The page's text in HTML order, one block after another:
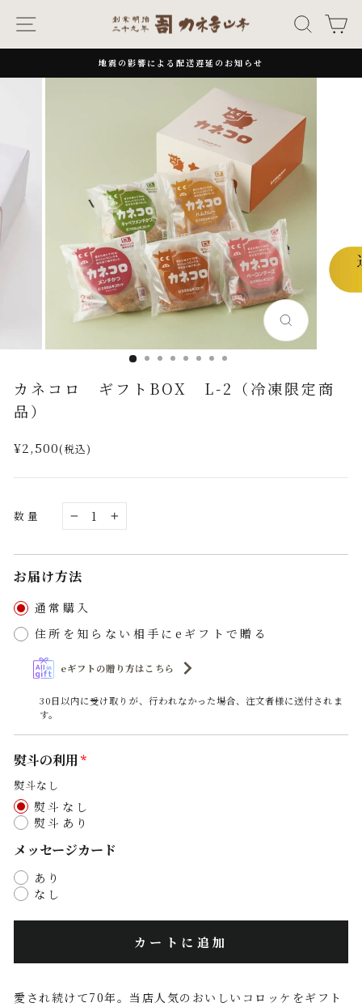
ナビゲーション キーワ
一
停
地震の影響による配送遅延のお知らせ
閉
じ
カネコロ ギフトBOX L-2（冷凍限定商
品）
通
価
¥2,500(税込)
数量
+
お届け方法
通常購入
住所を知らない相手にeギフトで贈る
eギフトの贈り方はこちら
30日以内に受け取りが、行われなかった場合、注文者様に送付されま
す。
熨斗の利用
熨斗なし
熨斗なし
熨斗あり
メッセージカード
あり
なし
カートに追加
愛され続けて70年。当店人気のおいしいコロッケをギフト